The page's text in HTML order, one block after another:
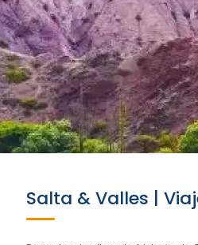
Salta & Valles |